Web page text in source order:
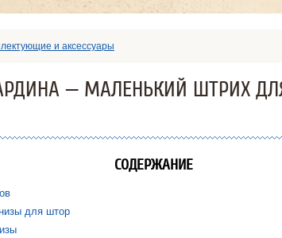
и аксессуары
— МАЛЕНЬКИЙ ШТРИХ
СОДЕРЖАНИЕ
для штор